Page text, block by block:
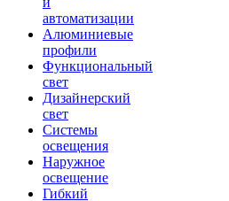
автоматизации
Алюминиевые
профили
Функциональный
свет
Дизайнерский
свет
Системы
освещения
Наружное
освещение
Гибкий